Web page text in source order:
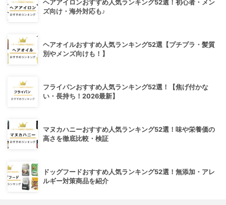
ヘアアイロンおすすめ人気ランキング52選！初心者・メン
ズ向け・海外対応も♪
ヘアオイルおすすめ人気ランキング52選【プチプラ・髪質
別やメンズ向けも！】
フライパンおすすめ人気ランキング52選！【焦げ付かな
い・長持ち！2026最新】
マヌカハニーおすすめ人気ランキング52選！味や栄養価の
高さを徹底比較・検証
ドッグフードおすすめ人気ランキング52選！無添加・アレ
ルギー対策商品を紹介